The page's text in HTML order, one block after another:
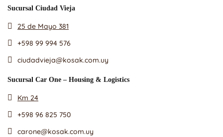
Sucursal Ciudad Vieja
25 de Mayo 381
+598 99 994 576
ciudadvieja@kosak.com.uy
Sucursal Car One – Housing & Logistics
Km 24
+598 96 825 750
carone@kosak.com.uy